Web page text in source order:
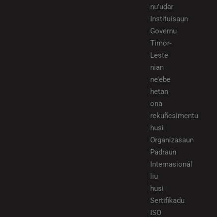
nu’udar
Instituisaun
Governu
Timor-
Leste
nian
ne’ebe
hetan
ona
rekuñesimentu
husi
Organizasaun
Padraun
Internasionál
liu
husi
Sertifikadu
ISO